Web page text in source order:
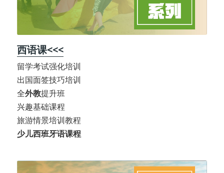
西语课<<<
留学考试强化培训
出国面签技巧培训
全外教提升班
兴趣基础课程
旅游情景培训教程
少儿西班牙语课程